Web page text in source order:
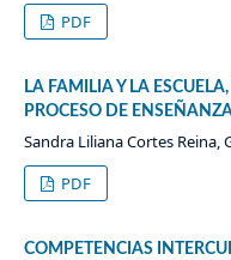
PDF
LA FAMILIA Y LA
PROCESO DE
Sandra Liliana Cortes Reina,
PDF
COMPETENCIAS